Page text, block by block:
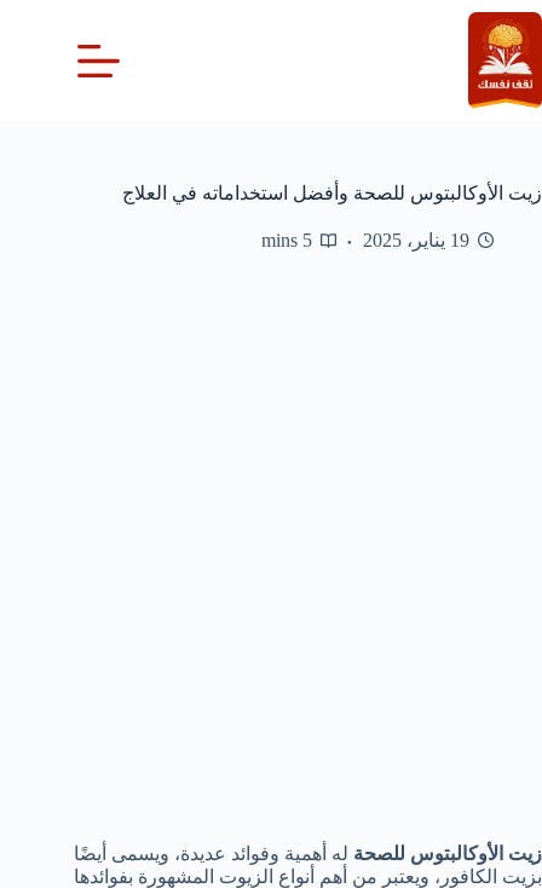
التجاوز
إلى
المحتوى
زيت الأوكالبتوس للصحة وأفضل استخداماته في العلاج
19 يناير، 2025 5 mins
زيت الأوكالبتوس للصحة له أهمية وفوائد عديدة، ويسمى أيضًا
بزيت الكافور، ويعتبر من أهم أنواع الزيوت المشهورة بفوائدها